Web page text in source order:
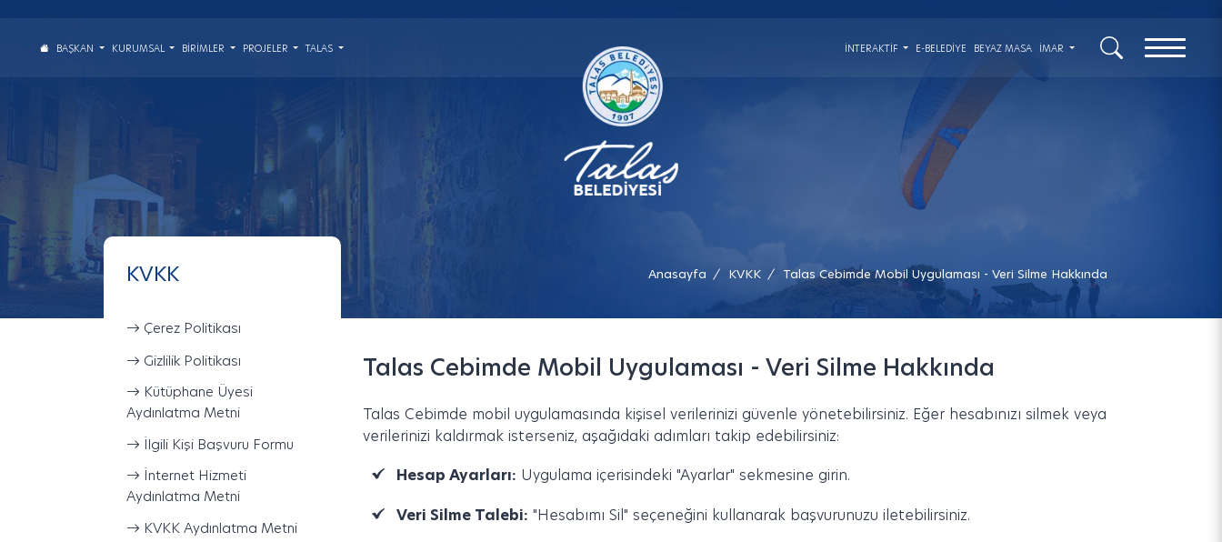
BAŞKAN KURUMSAL BIRIMLER PROJELER TALAS İNTERAKTIF E-BELEDİYE BEYAZ MASA İMAR
Anasayfa / KVKK / Talas Cebimde Mobil Uygulaması - Veri Silme Hakkında
KVKK
Çerez Politikası
Gizlilik Politikası
Kütüphane Üyesi
Aydınlatma Metni
İlgili Kişi Başvuru Formu
İnternet Hizmeti
Aydınlatma Metni
KVKK Aydınlatma Metni
Talas Cebimde Mobil Uygulaması - Veri Silme Hakkında
Talas Cebimde mobil uygulamasında kişisel verilerinizi güvenle yönetebilirsiniz. Eğer hesabınızı silmek veya
verilerinizi kaldırmak isterseniz, aşağıdaki adımları takip edebilirsiniz:
Hesap Ayarları: Uygulama içerisindeki "Ayarlar" sekmesine girin.
Veri Silme Talebi: "Hesabımı Sil" seçeneğini kullanarak başvurunuzu iletebilirsiniz.